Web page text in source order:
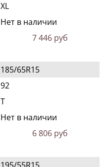
XL
Нет в наличии
7 446 руб
185/65R15
92
T
Нет в наличии
6 806 руб